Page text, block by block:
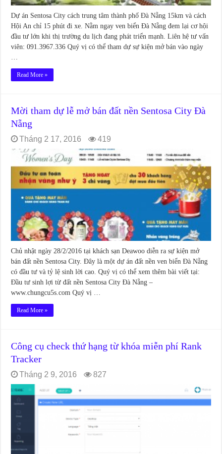
Dự án Sentosa City cách trung tâm thành phố Đà Nẵng 15km và cách
Hội An chỉ 15 phút đi xe. Nằm ngay ven biển Đà Nẵng đem lại cơ hội
đầu tư lớn khi thị trường du lịch đang phát triển mạnh. Liên hệ tư vấn
viên: 091.3967.336 Quý vị có thể tham dự sự kiện mở bán vào ngày
…
Read More »
Mời tham dự lễ mở bán đất nền Sentosa City Đà
Nẵng
Tháng 2 17, 2016 419
Chủ nhật ngày 28/2/2016 tại khách sạn Deawoo diễn ra sự kiện mở
bán đất nền Sentosa City. Đây là một dự án đất nền ven biển Đà Nẵng
có đầu tư và tỷ lệ sinh lời cao. Quý vị có thể xem thêm bài viết tại:
Đầu tư sinh lợi từ đất nền Sentosa City Đà Nẵng –
www.chungcu5s.com Quý vị …
Read More »
Công cụ check thứ hạng từ khóa miễn phí Rank
Tracker
Tháng 2 9, 2016 827